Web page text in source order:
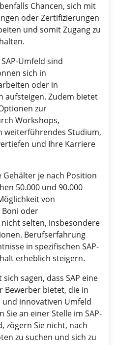
Chancen, sich mit
oder Zertifizierungen
und somit Zugang zu
Umfeld sind
sich in
oder in
aufsteigen. Zudem bietet
zur
Workshops,
weiterführendes Studium,
und Ihre Karriere
Gehälter je nach Position
50.000 und 90.000
von
Boni oder
selten, insbesondere
Berufserfahrung
in spezifischen SAP-
erheblich steigern.
sagen, dass SAP eine
Bewerber bietet, die in
innovativen Umfeld
an einer Stelle im SAP-
zögern Sie nicht, nach
zu suchen und sich zu